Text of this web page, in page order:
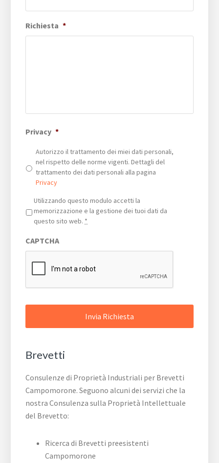
Richiesta *
Privacy *
Autorizzo il trattamento dei miei dati personali,
nel rispetto delle norme vigenti. Dettagli del
trattamento dei dati personali alla pagina
Privacy
Privacy *
Utilizzando questo modulo accetti la
memorizzazione e la gestione dei tuoi dati da
questo sito web. *
CAPTCHA
Brevetti
Consulenze di Proprietà Industriali per Brevetti
Campomorone. Seguono alcuni dei servizi che la
nostra Consulenza sulla Proprietà Intellettuale
del Brevetto:
Ricerca di Brevetti preesistenti
Campomorone